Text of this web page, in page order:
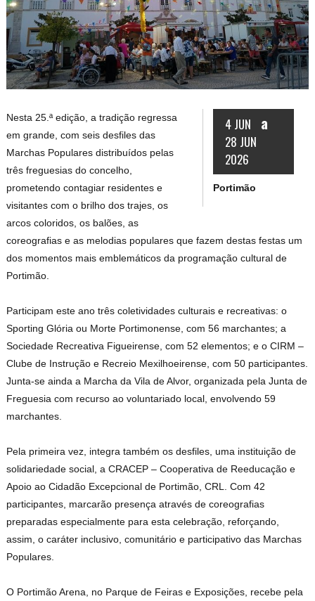
4 JUN a
28 JUN
2026
Portimão
Nesta 25.ª edição, a tradição regressa
em grande, com seis desfiles das
Marchas Populares distribuídos pelas
três freguesias do concelho,
prometendo contagiar residentes e
visitantes com o brilho dos trajes, os
arcos coloridos, os balões, as
coreografias e as melodias populares que fazem destas festas um
dos momentos mais emblemáticos da programação cultural de
Portimão.
Participam este ano três coletividades culturais e recreativas: o
Sporting Glória ou Morte Portimonense, com 56 marchantes; a
Sociedade Recreativa Figueirense, com 52 elementos; e o CIRM –
Clube de Instrução e Recreio Mexilhoeirense, com 50 participantes.
Junta-se ainda a Marcha da Vila de Alvor, organizada pela Junta de
Freguesia com recurso ao voluntariado local, envolvendo 59
marchantes.
Pela primeira vez, integra também os desfiles, uma instituição de
solidariedade social, a CRACEP – Cooperativa de Reeducação e
Apoio ao Cidadão Excepcional de Portimão, CRL. Com 42
participantes, marcarão presença através de coreografias
preparadas especialmente para esta celebração, reforçando,
assim, o caráter inclusivo, comunitário e participativo das Marchas
Populares.
O Portimão Arena, no Parque de Feiras e Exposições, recebe pela